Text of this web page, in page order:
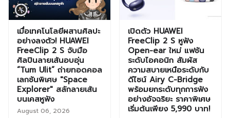
เมื่อเทคโนโลยีผสานศิลปะ
อย่างลงตัว! HUAWEI
FreeClip 2 S จับมือ
ศิลปินลายเส้นอบอุ่น
“Tum Ulit” ถ่ายทอดคอล
เลกชันพิเศษ "Space
Explorer" สลักลายเส้น
บนเคสหูฟัง
August 06, 2026
เปิดตัว HUAWEI
FreeClip 2 S หูฟัง
Open-ear ใหม่ แฟชัน
ระดับไอคอนิก สัมผัส
ความสบายเหนือระดับกับ
ดีไซน์ Airy C-Bridge
พร้อมยกระดับทุกการฟัง
อย่างอัจฉริยะ ราคาพิเศษ
เริ่มต้นเพียง 5,990 บาท!